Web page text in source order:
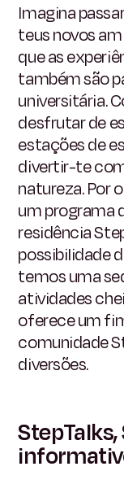
Imagina
teus novos
que as
também são
universitária.
desfrutar de
estações de
divertir-te
natureza. Por
um programa
residência
possibilidade
temos uma
atividades
oferece um
comunidade
diversões.